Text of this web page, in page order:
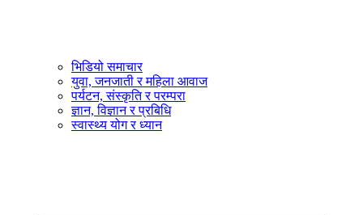
भिडियो समाचार
युवा, जनजाती र महिला आवाज
पर्यटन, संस्कृति र परम्परा
ज्ञान, विज्ञान र प्रबिधि
स्वास्थ्य योग र ध्यान